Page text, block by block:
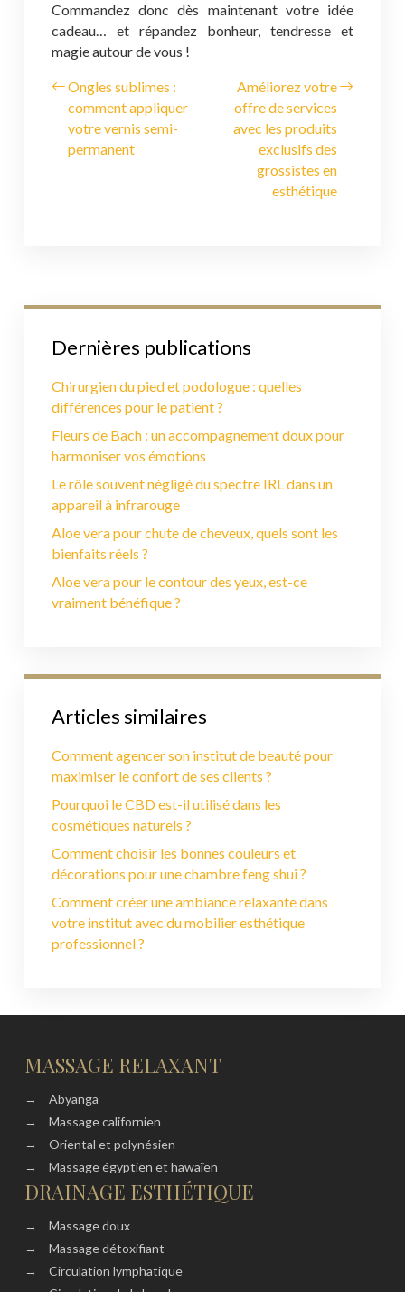
Commandez donc dès maintenant votre idée
cadeau… et répandez bonheur, tendresse et
magie autour de vous !
Ongles sublimes :
comment appliquer
votre vernis semi-
permanent
Améliorez votre
offre de services
avec les produits
exclusifs des
grossistes en
esthétique
Dernières publications
Chirurgien du pied et podologue : quelles
différences pour le patient ?
Fleurs de Bach : un accompagnement doux pour
harmoniser vos émotions
Le rôle souvent négligé du spectre IRL dans un
appareil à infrarouge
Aloe vera pour chute de cheveux, quels sont les
bienfaits réels ?
Aloe vera pour le contour des yeux, est-ce
vraiment bénéfique ?
Articles similaires
Comment agencer son institut de beauté pour
maximiser le confort de ses clients ?
Pourquoi le CBD est-il utilisé dans les
cosmétiques naturels ?
Comment choisir les bonnes couleurs et
décorations pour une chambre feng shui ?
Comment créer une ambiance relaxante dans
votre institut avec du mobilier esthétique
professionnel ?
MASSAGE RELAXANT
→
Abyanga
→
Massage californien
→
Oriental et polynésien
→
Massage égyptien et hawaïen
DRAINAGE ESTHÉTIQUE
→
Massage doux
→
Massage détoxifiant
→
Circulation lymphatique